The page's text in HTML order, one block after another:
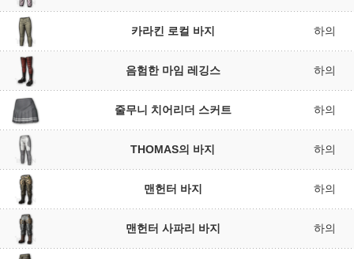
카라킨 로컬 바지 하의
음험한 마임 레깅스 하의
줄무니 치어리더 스커트 하의
THOMAS의 바지 하의
맨헌터 바지 하의
맨헌터 사파리 바지 하의